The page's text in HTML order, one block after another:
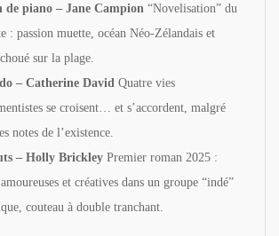
de piano – Jane Campion “Novelisation” du
: passion muette, océan Néo-Zélandais et
sur la plage.
– Catherine David Quatre vies
se croisent… et s’accordent, malgré
notes de l’existence.
– Holly Brickley Premier roman 2025 :
et créatives dans un groupe “indé”
couteau à double tranchant.